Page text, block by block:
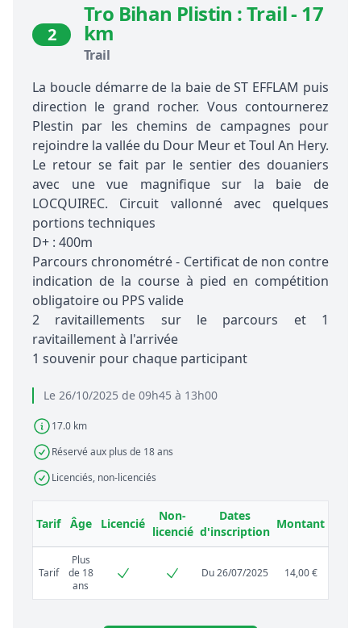
Le 26/10/2025 de 09h45 à 13h00
17.0 km
Réservé aux plus de 18 ans
Licenciés, non-licenciés
2
Tro Bihan Plistin : Trail - 17
km
Trail
La boucle démarre de la baie de ST EFFLAM puis
direction le grand rocher. Vous contournerez
Plestin par les chemins de campagnes pour
rejoindre la vallée du Dour Meur et Toul An Hery.
Le retour se fait par le sentier des douaniers
avec une vue magnifique sur la baie de
LOCQUIREC. Circuit vallonné avec quelques
portions techniques
D+ : 400m
Parcours chronométré - Certificat de non contre
indication de la course à pied en compétition
obligatoire ou PPS valide
2 ravitaillements sur le parcours et 1
ravitaillement à l'arrivée
1 souvenir pour chaque participant
Tarif Âge Licencié
Non-
licencié
Dates
d'inscription
Montant
Tarif
Plus
de 18
ans
Du 26/07/2025 14,00 €